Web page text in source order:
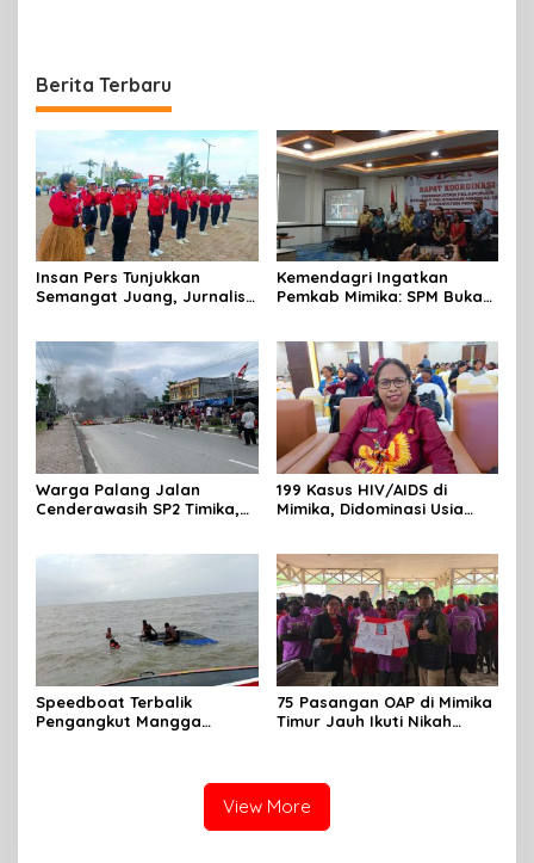
Berita Terbaru
Insan Pers Tunjukkan
Semangat Juang, Jurnalis
Jalan Kreasi HUT ke-81 RI
Kemendagri Ingatkan
Pemkab Mimika: SPM Bukan
Rakyat
Warga Palang Jalan
Cenderawasih SP2 Timika,
199 Kasus HIV/AIDS di
Mimika, Didominasi Usia
Speedboat Terbalik
Pengangkut Mangga
75 Pasangan OAP di Mimika
Timur Jauh Ikuti Nikah
View More